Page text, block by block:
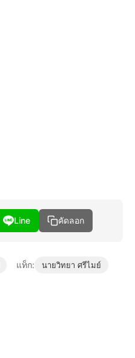
Line คัดลอก
แท็ก:
นายวิทยา ศรีไมย์